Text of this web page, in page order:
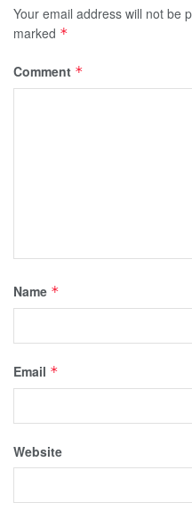
Your email address will not be
marked *
Comment *
Name *
Email *
Website